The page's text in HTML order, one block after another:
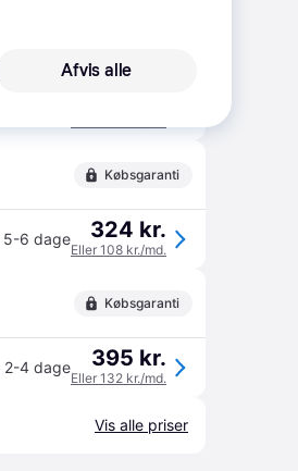
Købsgaranti
5-6 dage 324 kr.
Eller 108 kr./md.
Købsgaranti
2-4 dage 395 kr.
Eller 132 kr./md.
Vis alle priser
Afvis alle